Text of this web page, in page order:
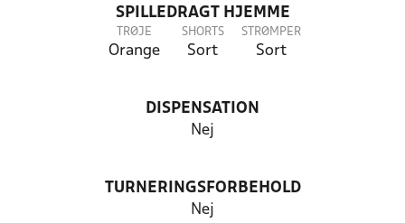
SPILLEDRAGT HJEMME
TRØJE
Orange
SHORTS
Sort
STRØMPER
Sort
DISPENSATION
Nej
TURNERINGSFORBEHOLD
Nej